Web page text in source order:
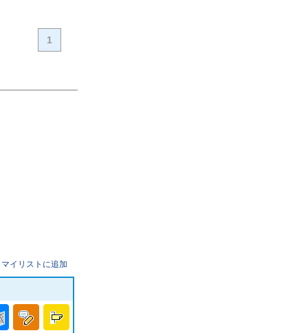
1
マイリストに追加